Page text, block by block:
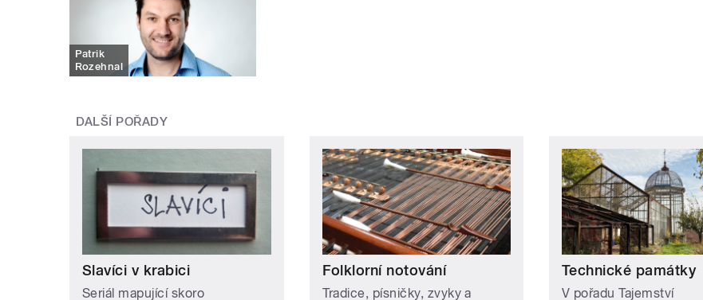
Patrik
Rozehnal
DALŠÍ POŘADY
Slavíci v krabici
Seriál mapující skoro
Folklorní notování
Tradice, písničky, zvyky a
Technické památky
V pořadu Tajemství